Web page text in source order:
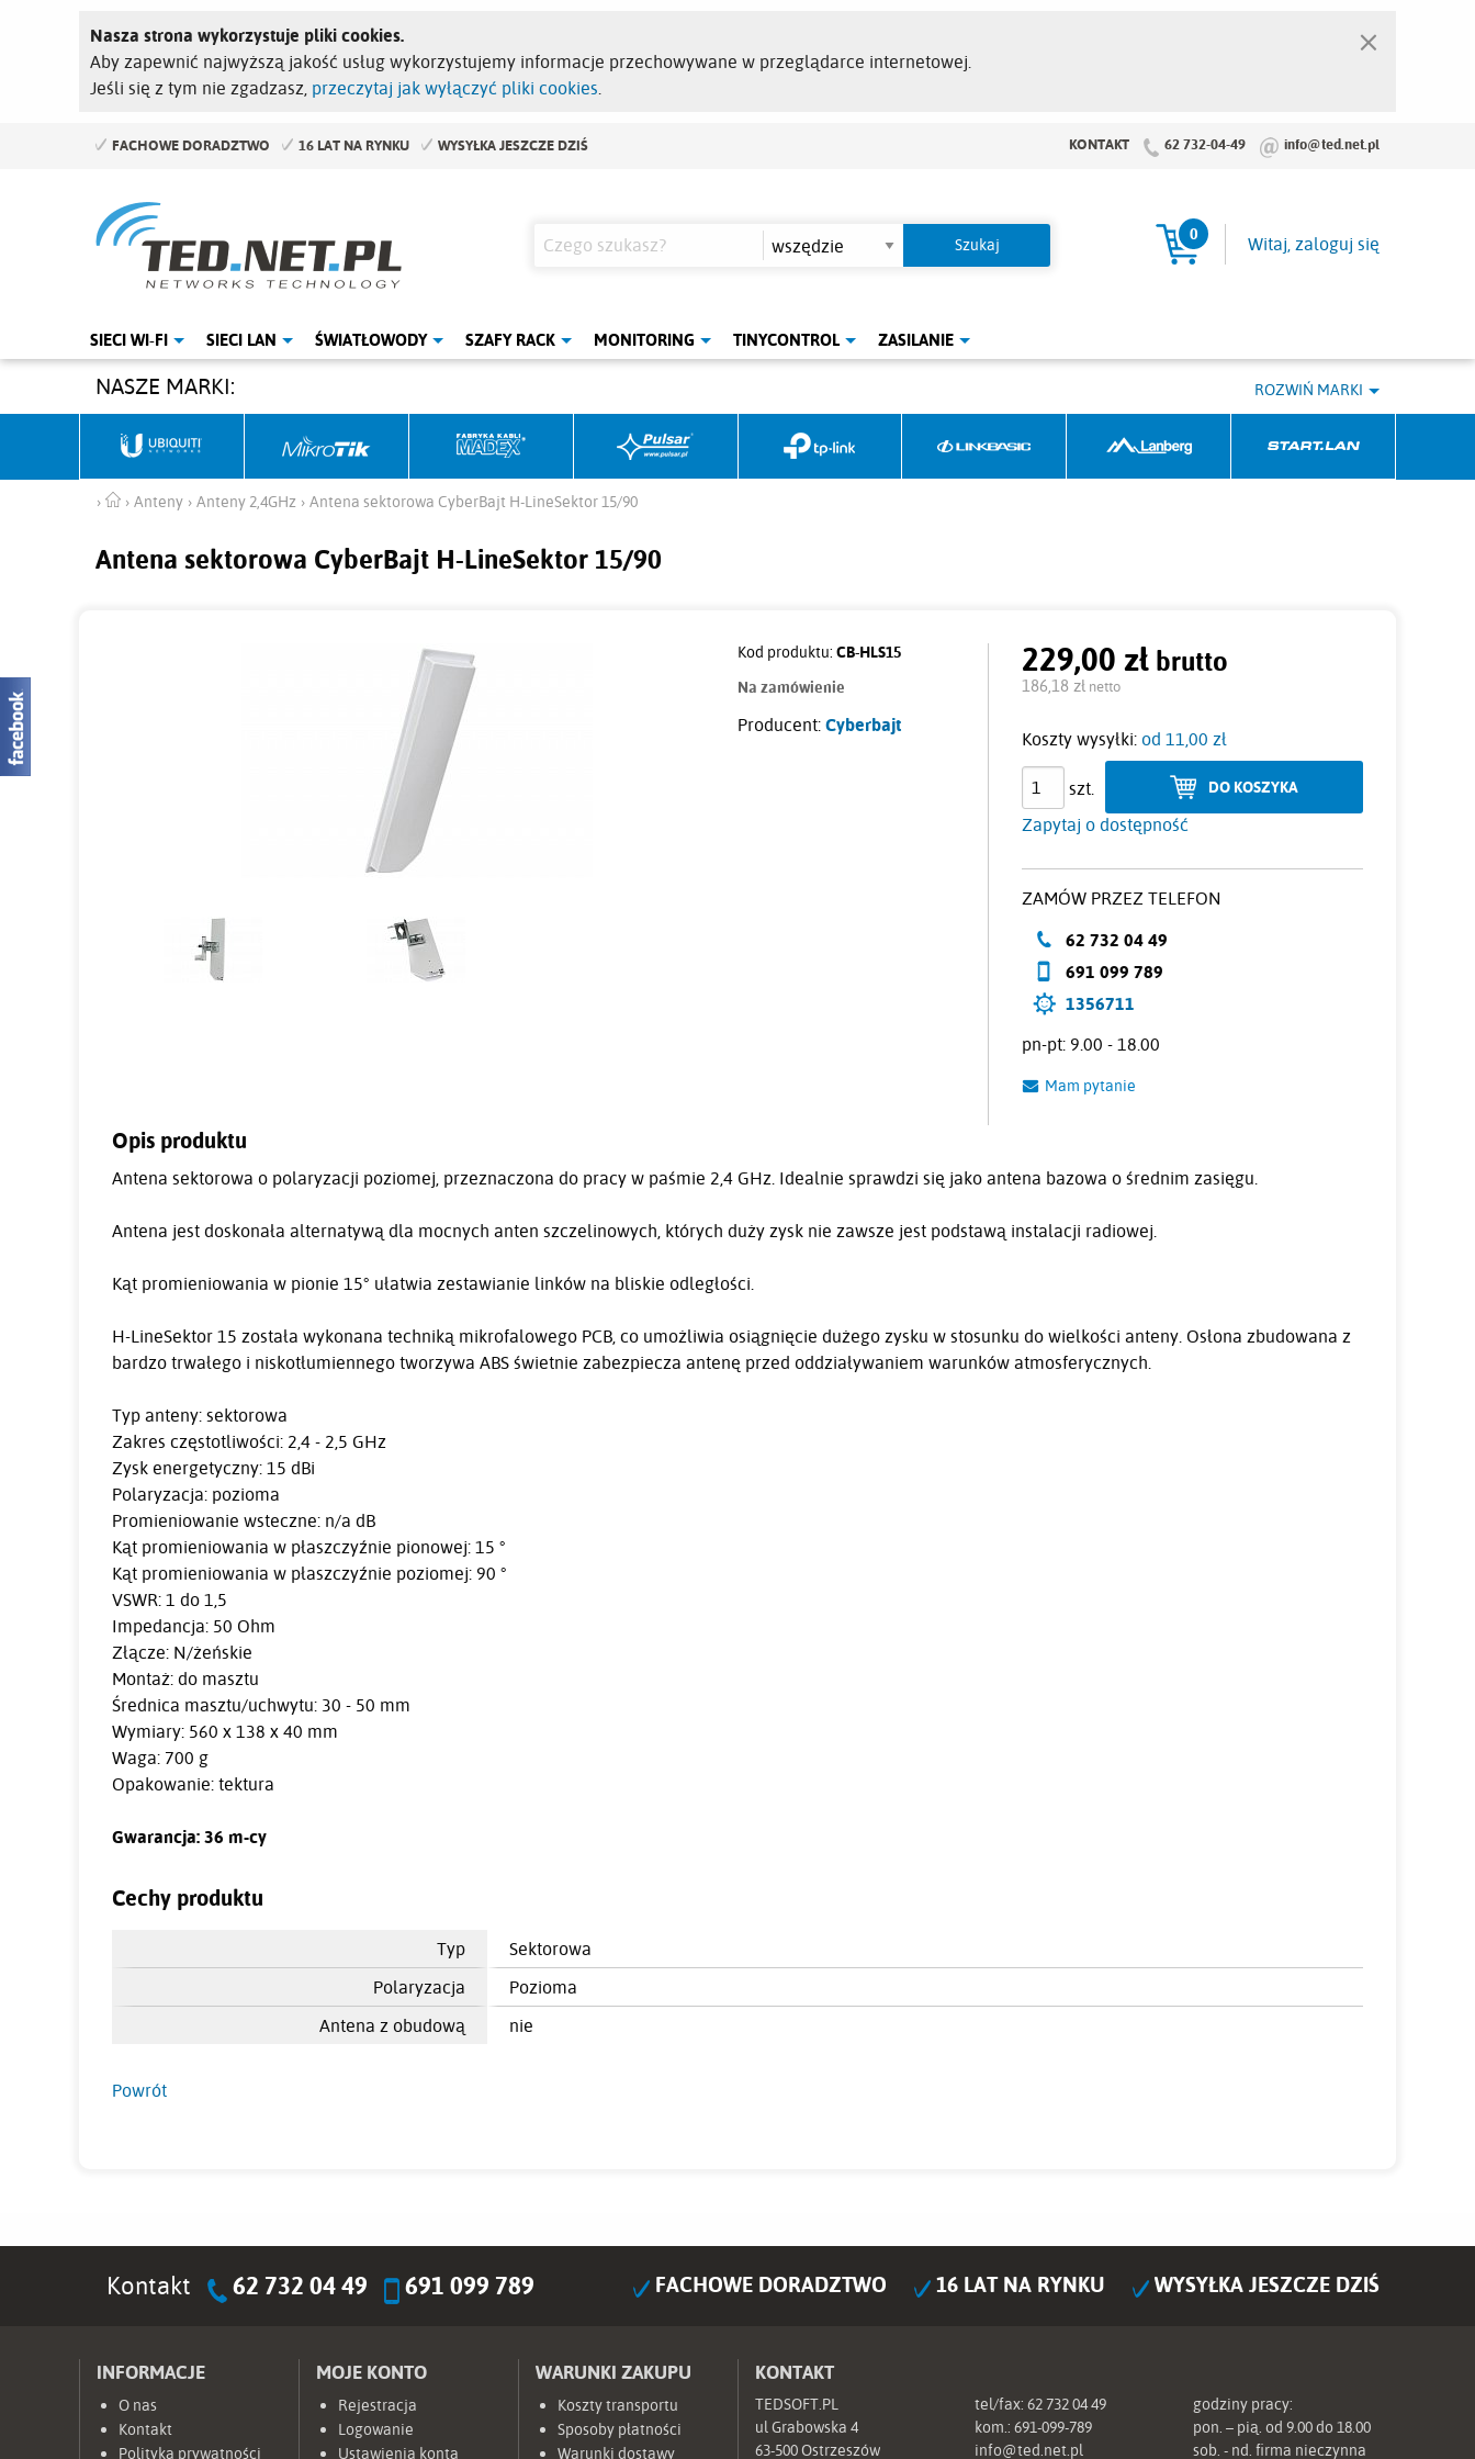
Nasza strona wykorzystuje pliki cookies.
Aby zapewnić najwyższą jakość usług wykorzystujemy informacje przechowywane w przeglądarce internetowej.
Jeśli się z tym nie zgadzasz, przeczytaj jak wyłączyć pliki cookies.
×
FACHOWE DORADZTWO 16 LAT NA RYNKU WYSYŁKA JESZCZE DZIŚ KONTAKT 62 732-04-49 info@ted.net.pl
Koszyk
0 Witaj, zaloguj się
SIECI WI-FI SIECI LAN ŚWIATŁOWODY SZAFY RACK MONITORING TINYCONTROL ZASILANIE
NASZE MARKI: ROZWIŃ MARKI
Anteny Anteny 2,4GHz Antena sektorowa CyberBajt H-LineSektor 15/90
Antena sektorowa CyberBajt H-LineSektor 15/90
Kod produktu: CB-HLS15
Na zamówienie
Producent: Cyberbajt
Cena:
229,00 zł brutto
186,18 zł netto
Koszty wysyłki: od 11,00 zł
szt. DO KOSZYKA
Zapytaj o dostępność
ZAMÓW PRZEZ TELEFON
62 732 04 49
691 099 789
1356711
pn-pt: 9.00 - 18.00
Mam pytanie
Opis produktu
Antena sektorowa o polaryzacji poziomej, przeznaczona do pracy w paśmie 2,4 GHz. Idealnie sprawdzi się jako antena bazowa o średnim zasięgu.
Antena jest doskonała alternatywą dla mocnych anten szczelinowych, których duży zysk nie zawsze jest podstawą instalacji radiowej.
Kąt promieniowania w pionie 15° ułatwia zestawianie linków na bliskie odległości.
H-LineSektor 15 została wykonana techniką mikrofalowego PCB, co umożliwia osiągnięcie dużego zysku w stosunku do wielkości anteny. Osłona zbudowana z
bardzo trwałego i niskotłumiennego tworzywa ABS świetnie zabezpiecza antenę przed oddziaływaniem warunków atmosferycznych.
Typ anteny: sektorowa
Zakres częstotliwości: 2,4 - 2,5 GHz
Zysk energetyczny: 15 dBi
Polaryzacja: pozioma
Promieniowanie wsteczne: n/a dB
Kąt promieniowania w płaszczyźnie pionowej: 15 °
Kąt promieniowania w płaszczyźnie poziomej: 90 °
VSWR: 1 do 1,5
Impedancja: 50 Ohm
Złącze: N/żeńskie
Montaż: do masztu
Średnica masztu/uchwytu: 30 - 50 mm
Wymiary: 560 x 138 x 40 mm
Waga: 700 g
Opakowanie: tektura
Gwarancja: 36 m-cy
Cechy produktu
Typ
Sektorowa
Polaryzacja
Pozioma
Antena z obudową
nie
Powrót
Kontakt 62 732 04 49 691 099 789 FACHOWE DORADZTWO 16 LAT NA RYNKU WYSYŁKA JESZCZE DZIŚ
INFORMACJE
O nas
Kontakt
Polityka prywatności
MOJE KONTO
Rejestracja
Logowanie
Ustawienia konta
WARUNKI ZAKUPU
Koszty transportu
Sposoby płatności
Warunki dostawy
KONTAKT
TEDSOFT.PL
ul Grabowska 4
63-500 Ostrzeszów
tel/fax: 62 732 04 49
kom.: 691-099-789
info@ted.net.pl
godziny pracy:
pon. – pią. od 9.00 do 18.00
sob. - nd. firma nieczynna